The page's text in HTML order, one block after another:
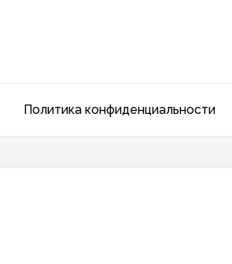
Политика конфиденциальности